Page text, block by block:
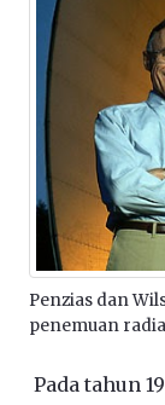
Penzias dan
penemuan
Pada tahun